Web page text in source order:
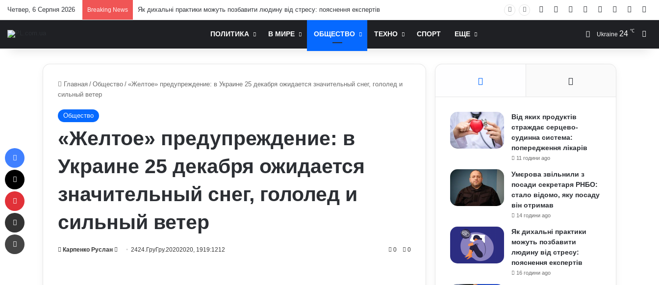
Четвер, 6 Серпня 2026 Breaking News У Зеленського нова пропозиція для Путіна щодо перемир’я: подробиці Facebook YouTubeInstagram
RSS Log In
ПОЛИТИКА В МИРЕ ОБЩЕСТВО ТЕХНО СПОРТ ЕЩЕ Ukraine 24 ℃
Главная / Общество / «Желтое» предупреждение: в Украине 25 декабря ожидается значительный снег, гололед и
сильный ветер
Общество
«Желтое» предупреждение: в
Украине 25 декабря ожидается
значительный снег, гололед и
сильный ветер
Карпенко Руслан
Send2424.ГруГру.20202020, 1919:1212 0 0
Від яких продуктів
страждає серцево-
судинна система:
попередження лікарів
11 години ago
Умєрова звільнили з
посади секретаря РНБО:
стало відомо, яку посаду
він отримав
14 години ago
Як дихальні практики
можуть позбавити
людину від стресу:
пояснення експертів
16 години ago